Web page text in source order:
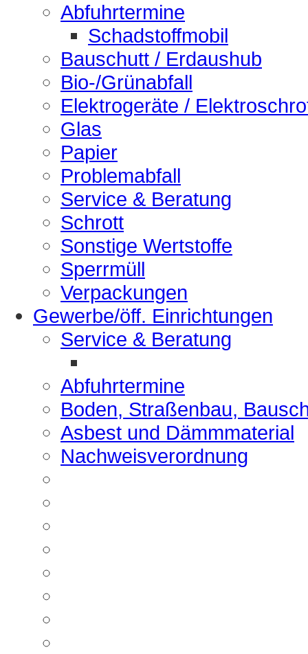
Abfuhrtermine
Schadstoffmobil
Bauschutt / Erdaushub
Bio-/Grünabfall
Elektrogeräte /
Glas
Papier
Problemabfall
Service & Beratung
Schrott
Sonstige Wertstoffe
Sperrmüll
Verpackungen
Gewerbe/öff. Einrichtungen
Service & Beratung
Abfuhrtermine
Boden, Straßenbau,
Asbest und Dämmmaterial
Nachweisverordnung